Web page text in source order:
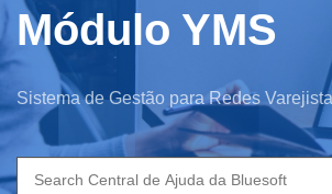
Módulo YMS
Sistema de Gestão para Redes
Search